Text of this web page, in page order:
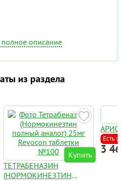
полное описание
из раздела
Купить
ТЕТРАБЕНАЗИН
(НОРМОКИНЕЗТИН
Есть
3